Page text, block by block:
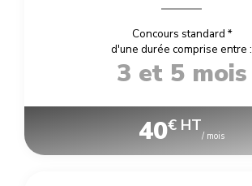
Concours standard *
d'une durée comprise entre :
3 et 5 mois
40€ HT
/ mois